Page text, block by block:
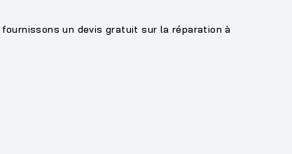
un devis gratuit sur la réparation à